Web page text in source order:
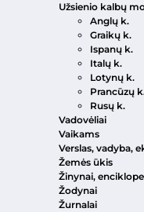
Užsienio kalbų
Anglų k.
Graikų k.
Ispanų k.
Italų k.
Lotynų k.
Prancūzų
Rusų k.
Vadovėliai
Vaikams
Verslas, vadyba,
Žemės ūkis
Žinynai,
Žodynai
Žurnalai